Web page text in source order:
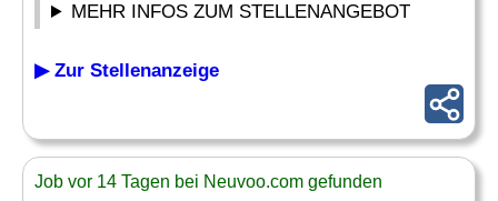
MEHR INFOS ZUM STELLENANGEBOT
▶ Zur Stellenanzeige
Job vor 14 Tagen bei Neuvoo.com gefunden